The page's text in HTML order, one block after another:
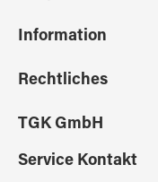
Information
Rechtliches
TGK GmbH
Service Kontakt